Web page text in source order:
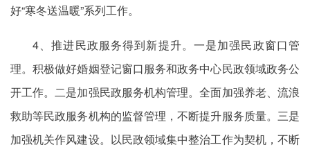
好“寒冬送温暖”系列工作。
4、推进民政服务得到新提升。一是加强民政窗口管
理。积极做好婚姻登记窗口服务和政务中心民政领域政务公
开工作。二是加强民政服务机构管理。全面加强养老、流浪
救助等民政服务机构的监督管理，不断提升服务质量。三是
加强机关作风建设。以民政领域集中整治工作为契机，不断